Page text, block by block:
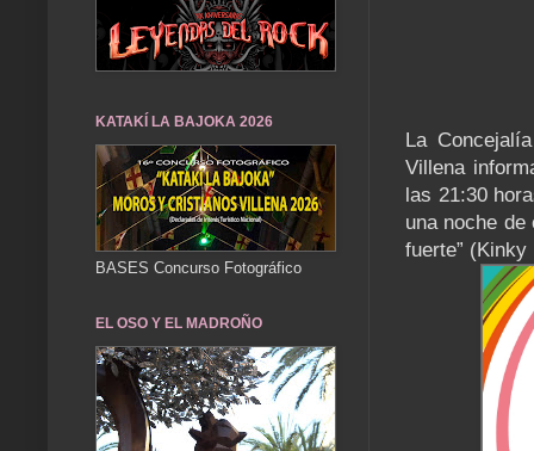
La
Villena
las 21:30
una noche
fuerte” (Kinky
KATAKÍ LA BAJOKA 2026
BASES Concurso Fotográfico
EL OSO Y EL MADROÑO